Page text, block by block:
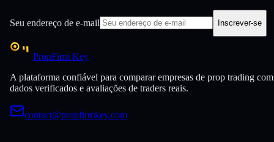
Seu endereço de e-mail Inscrever-se
PropFirm Key
A plataforma confiável para comparar empresas de prop trading com
dados verificados e avaliações de traders reais.
contact@propfirmkey.com